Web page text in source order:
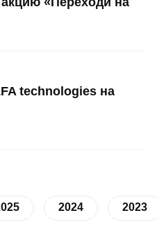
technologies на
2024 2023